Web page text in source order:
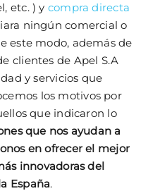
etc. ) y compra directa
ningún comercial o
este modo, además de
clientes de Apel S.A
y servicios que
los motivos por
que indicaron lo
que nos ayudan a
en ofrecer el mejor
innovadoras del
España.